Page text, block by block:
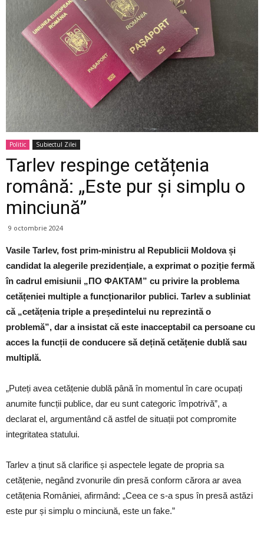
Politic Subiectul Zilei
Tarlev respinge cetățenia
română: „Este pur și simplu o
minciună”
9 octombrie 2024
Vasile Tarlev, fost prim-ministru al Republicii Moldova și
candidat la alegerile prezidențiale, a exprimat o poziție fermă
în cadrul emisiunii „ПО ФАКТАМ” cu privire la problema
cetățeniei multiple a funcționarilor publici. Tarlev a subliniat
că „cetățenia triple a președintelui nu reprezintă o
problemă”, dar a insistat că este inacceptabil ca persoane cu
acces la funcții de conducere să dețină cetățenie dublă sau
multiplă.
„Puteți avea cetățenie dublă până în momentul în care ocupați
anumite funcții publice, dar eu sunt categoric împotrivă”, a
declarat el, argumentând că astfel de situații pot compromite
integritatea statului.
Tarlev a ținut să clarifice și aspectele legate de propria sa
cetățenie, negând zvonurile din presă conform cărora ar avea
cetățenia României, afirmând: „Ceea ce s-a spus în presă astăzi
este pur și simplu o minciună, este un fake.”